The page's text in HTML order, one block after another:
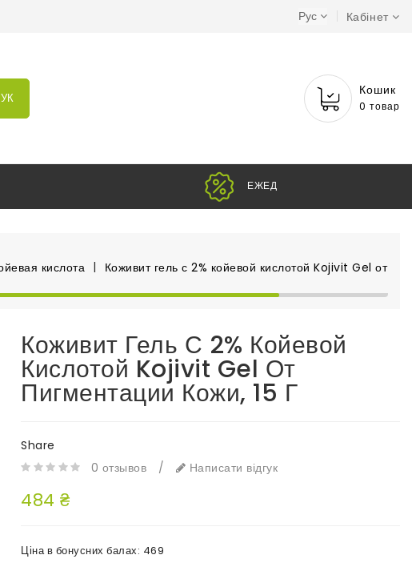
Рус Кабінет
Кошик
0 товар
кислота Коживит гель с 2% койевой кислотой Kojivit Gel от
Коживит Гель С 2% Койевой
Кислотой Kojivit Gel От
Пигментации Кожи, 15 Г
Share
0 отзывов
/ Написати відгук
484 ₴
Ціна в бонусних балах: 469